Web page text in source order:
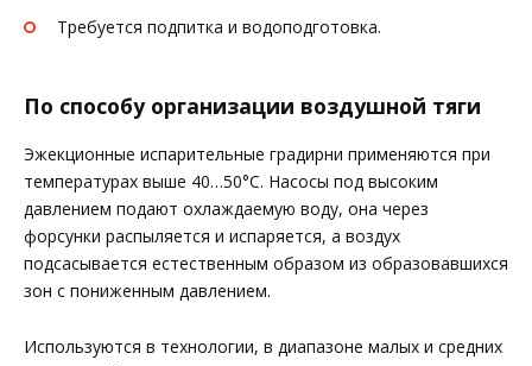
Требуется подпитка и водоподготовка.
По способу организации воздушной тяги
Эжекционные испарительные градирни применяются при
температурах выше 40…50°С. Насосы под высоким
давлением подают охлаждаемую воду, она через
форсунки распыляется и испаряется, а воздух
подсасывается естественным образом из образовавшихся
зон с пониженным давлением.
Используются в технологии, в диапазоне малых и средних